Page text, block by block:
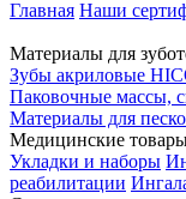
Главная Наши
Материалы для
Зубы акриловые
Паковочные массы,
Материалы для
Медицинские
Укладки и наборы
реабилитации